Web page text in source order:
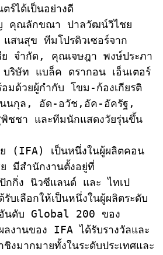
ร์ได้เป็นอย่างดี
นสุข ทีมโปรดิวเซอร์จาก
ย จำกัด, คุณเจษฎา พงษ์ประภา
ริษัท แบล็ค ดรากอน เอ็นเตอร์
มด้วยผู้กำกับ โขม-ก้องเกียรติ
นนกุล, อัด-อวัช,อัค-อัครัฐ,
ชา และทีมนักแสดงวัยรุ่นขึ้น
มีสำนักงานตั้งอยู่ที่
กกิ่ง นิวซีแลนด์ และ ไทเป
เลือกให้เป็นหนึ่งในผู้ผลิตระดับ
อันดับ Global 200 ของ
งานของ IFA ได้รับรางวัลและ
ชิงมากมายทั้งในระดับประเทศและ